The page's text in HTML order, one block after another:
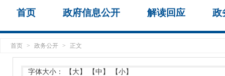
首页 政府信息公开 解读回应 政
首页 > 政务公开 > 正文
字体大小： 【大】 【中】 【小】